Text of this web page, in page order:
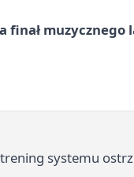
finał muzycznego
systemu